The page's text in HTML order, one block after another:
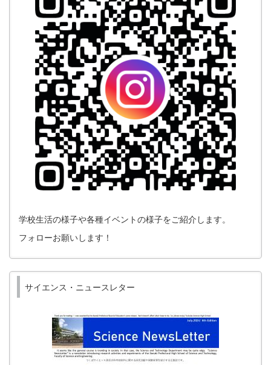
学校生活の様子や各種イベントの様子をご紹介します。
フォローお願いします！
サイエンス・ニュースレター